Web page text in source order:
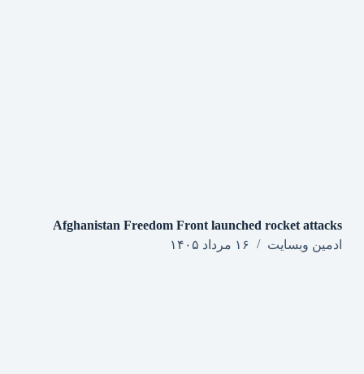
Afghanistan Freedom Front launched rocket attacks
ادمین وبسایت
۱۶ مرداد ۱۴۰۵